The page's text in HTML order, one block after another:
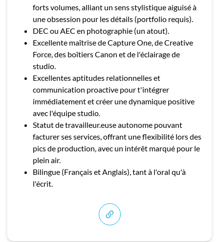
forts volumes, alliant un sens stylistique aiguisé à
une obsession pour les détails (portfolio requis).
DEC ou AEC en photographie (un atout).
Excellente maîtrise de Capture One, de Creative
Force, des boîtiers Canon et de l'éclairage de
studio.
Excellentes aptitudes relationnelles et
communication proactive pour t'intégrer
immédiatement et créer une dynamique positive
avec l'équipe studio.
Statut de travailleur.euse autonome pouvant
facturer ses services, offrant une flexibilité lors des
pics de production, avec un intérêt marqué pour le
plein air.
Bilingue (Français et Anglais), tant à l'oral qu'à
l'écrit.